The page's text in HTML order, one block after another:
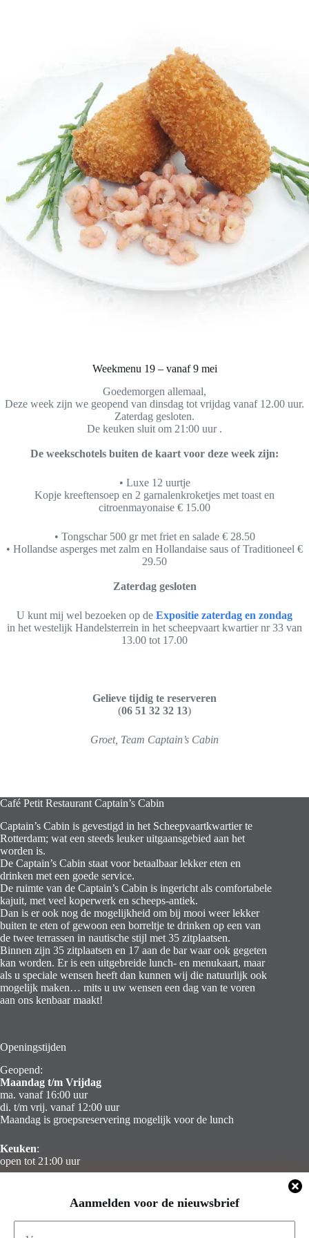
Weekmenu 19 – vanaf 9 mei
Goedemorgen allemaal,
Deze week zijn we geopend van dinsdag tot vrijdag vanaf 12.00 uur.
Zaterdag gesloten.
De keuken sluit om 21:00 uur .
De weekschotels buiten de kaart voor deze week zijn:
• Luxe 12 uurtje
Kopje kreeftensoep en 2 garnalenkroketjes met toast en
citroenmayonaise € 15.00
• Tongschar 500 gr met friet en salade € 28.50
• Hollandse asperges met zalm en Hollandaise saus of Traditioneel €
29.50
Zaterdag gesloten
U kunt mij wel bezoeken op de Expositie zaterdag en zondag
in het westelijk Handelsterrein in het scheepvaart kwartier nr 33 van
13.00 tot 17.00
Gelieve tijdig te reserveren
(06 51 32 32 13)
Groet, Team Captain’s Cabin
Aanmelden voor de nieuwsbrief
Café Petit Restaurant Captain’s Cabin
Captain’s Cabin is gevestigd in het Scheepvaartkwartier te
Rotterdam; wat een steeds leuker uitgaansgebied aan het
worden is.
De Captain’s Cabin staat voor betaalbaar lekker eten en
drinken met een goede service.
De ruimte van de Captain’s Cabin is ingericht als comfortabele
kajuit, met veel koperwerk en scheeps-antiek.
Dan is er ook nog de mogelijkheid om bij mooi weer lekker
buiten te eten of gewoon een borreltje te drinken op een van
de twee terrassen in nautische stijl met 35 zitplaatsen.
Binnen zijn 35 zitplaatsen en 17 aan de bar waar ook gegeten
kan worden. Er is een uitgebreide lunch- en menukaart, maar
als u speciale wensen heeft dan kunnen wij die natuurlijk ook
mogelijk maken… mits u uw wensen een dag van te voren
aan ons kenbaar maakt!
Openingstijden
Geopend:
Maandag t/m Vrijdag
ma. vanaf 16:00 uur
di. t/m vrij. vanaf 12:00 uur
Maandag is groepsreservering mogelijk voor de lunch
Keuken:
open tot 21:00 uur